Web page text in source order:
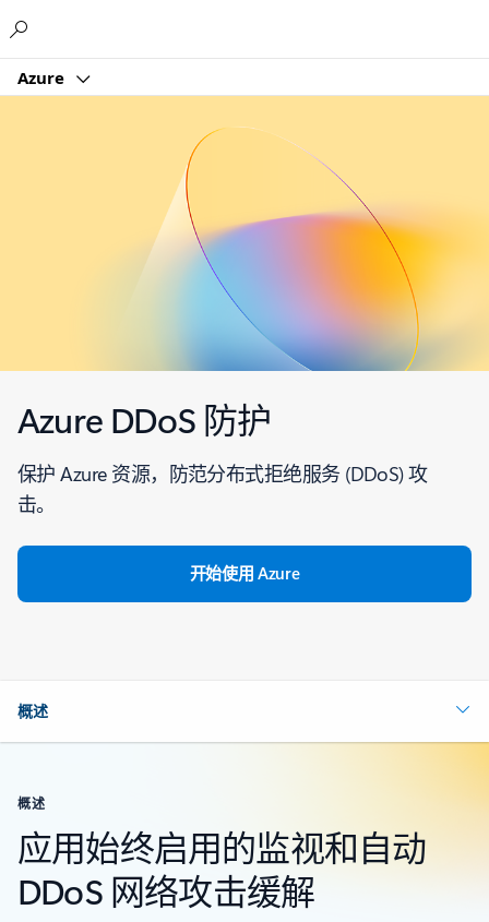
Azure
Azure DDoS 防护
保护 Azure 资源，防范分布式拒绝服务 (DDoS) 攻
击。
开始使用 Azure
概述
概述
应用始终启用的监视和自动
DDoS 网络攻击缓解